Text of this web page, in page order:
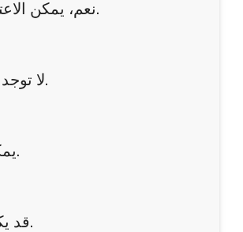
نعم، يمكن الاعتماد على النظام الغذائي الصحي والنشاط البدني وإدارة الحالة تحت إشراف صحي.
لا توجد بيانات كافية، لكن بعض الدراسات تشير إلى احتمالية وجود تأثير، لذلك يُفضل تجنبه.
يمكن مناقشة ذلك بعد الولادة، خاصة إذا كانت الأم لا ترضع أو بعد انتهاء فترة الرضاعة.
قد يكون من الأفضل التوقف عنه قبل التخطيط للحمل لضمان سلامة الجسم واستعداده.